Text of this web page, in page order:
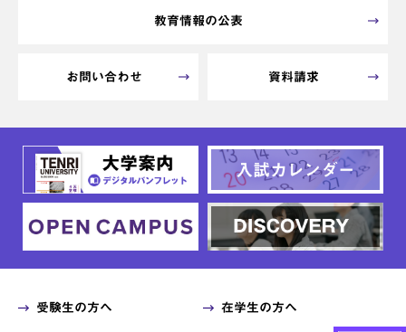
教育情報の公表
お問い合わせ 資料請求
受験生の方へ 在学生の方へ